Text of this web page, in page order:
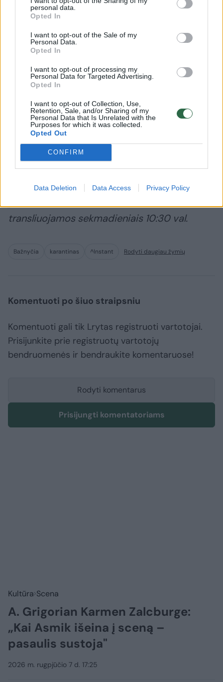
personal data.
Opted In
I want to opt-out of the Sale of my
Personal Data.
Opted In
I want to opt-out of processing my
Personal Data for Targeted Advertising.
Opted In
I want to opt-out of Collection, Use,
Retention, Sale, and/or Sharing of my
Personal Data that Is Unrelated with the
Purposes for which it was collected.
Opted Out
CONFIRM
Data Deletion Data Access Privacy Policy
Kunigas atkreipė dėmesį, kad šiuo laikotarpiu
žmonės jaučia stiprų ilgesį – artimųjų,
gyvenimo prieš karantiną, realių mišių. Ir čia
itin svarbu tai, kad bažnyčia prisitaiko prie
visos negandos ir nelaimės baigiasi. Tai, kas
dabar yra, nebus amžinai“, – linkėjo E. Darulis.
Šv. Mišių transliacijos iš Vilniaus
bažnyčios jos paskyroje socialiniame tinkle
„Facebook“
transliuojamos sekmadieniais 10:30 val.
Bažnyčia karantinas ^Instant Rodyti daugiau žymių
Komentuoti po šiuo straipsniu
Komentuoti gali tik Lrytas registruoti vartotojai.
Prisijunkite prie registruotų vartotojų
bendruomenės ir bendraukite komentaruose!
Rodyti komentarus
Prisijungti komentatoriams
Kultūra Scena
A. Grigorian Karmen Zalcburge:
„Kai Asmik išeina į sceną –
pasaulis sustoja"
2026 m. rugpjūčio 7 d. 17:25